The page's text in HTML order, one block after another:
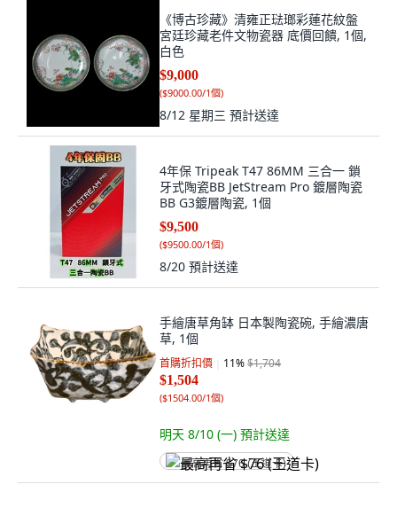
《博古珍藏》清雍正琺瑯彩蓮花紋盤
宮廷珍藏老件文物瓷器 底價回饋, 1個,
白色
$9,000
($9000.00/1個)
8/12 星期三 預計送達
4年保 Tripeak T47 86MM 三合一 鎖
牙式陶瓷BB JetStream Pro 鍍層陶瓷
BB G3鍍層陶瓷, 1個
$9,500
($9500.00/1個)
8/20 預計送達
手繪唐草角缽 日本製陶瓷碗, 手繪濃唐
草, 1個
首購折扣價 11%$1,704
$1,504
($1504.00/1個)
明天 8/10 (一) 預計送達
最高再省 $76 (王道卡)